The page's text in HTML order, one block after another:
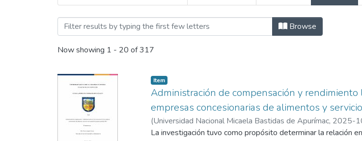
Browsing Facultad de Administración by Title
Browse
Now showing 1 - 20 of 317
Item
Administración de compensación y
empresas concesionarias de alimentos y
(Universidad Nacional Micaela Bastidas de Apurímac, 2025-
Josue
La investigación tuvo como propósito determinar la relación